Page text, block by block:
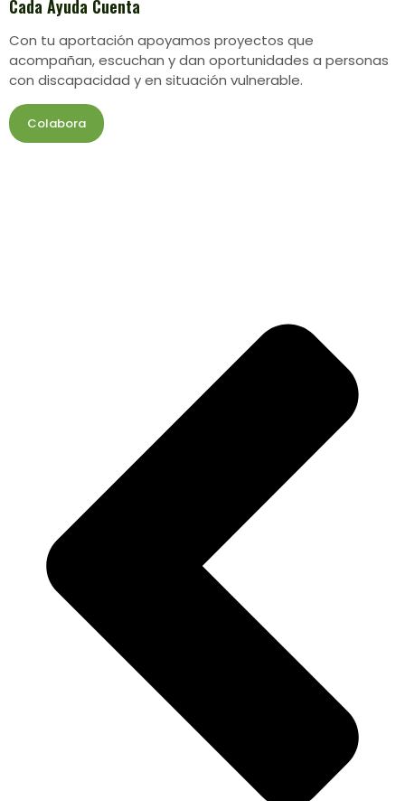
Cada Ayuda Cuenta
Con tu aportación apoyamos proyectos que
acompañan, escuchan y dan oportunidades a personas
con discapacidad y en situación vulnerable.
Colabora